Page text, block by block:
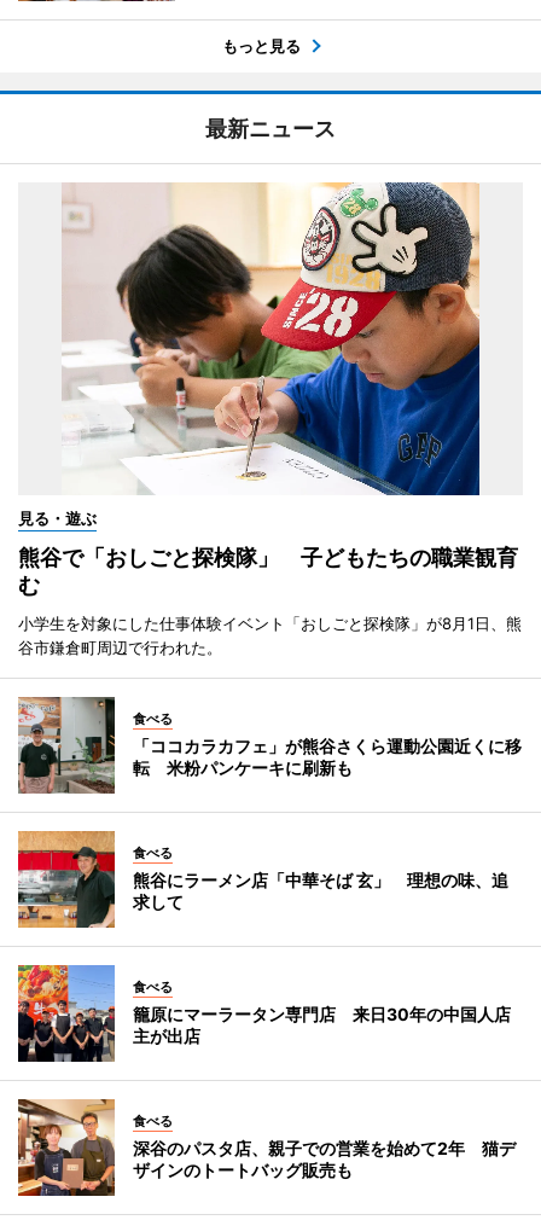
もっと見る
最新ニュース
見る・遊ぶ
熊谷で「おしごと探検隊」 子どもたちの職業観育
む
小学生を対象にした仕事体験イベント「おしごと探検隊」が8月1日、熊
谷市鎌倉町周辺で行われた。
食べる
「ココカラカフェ」が熊谷さくら運動公園近くに移
転 米粉パンケーキに刷新も
食べる
熊谷にラーメン店「中華そば 玄」 理想の味、追
求して
食べる
籠原にマーラータン専門店 来日30年の中国人店
主が出店
食べる
深谷のパスタ店、親子での営業を始めて2年 猫デ
ザインのトートバッグ販売も